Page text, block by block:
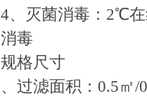
4、灭菌消毒：2℃
消毒
规格尺寸
、过滤面积：0.5㎡/